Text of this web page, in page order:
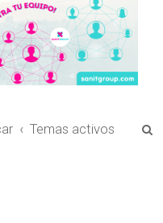
Temas activos